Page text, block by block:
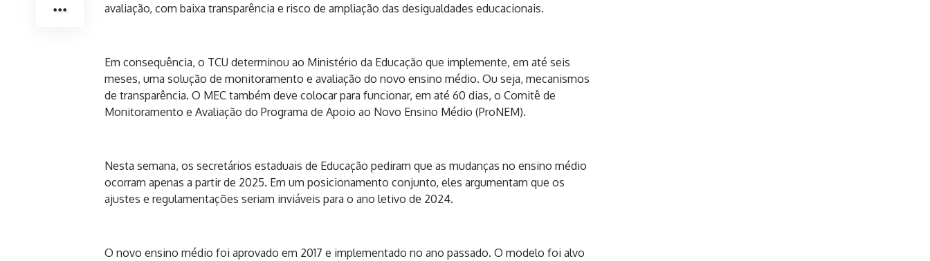
avaliação, com baixa transparência e risco de ampliação das desigualdades educacionais.
Em consequência, o TCU determinou ao Ministério da Educação que implemente, em até seis
meses, uma solução de monitoramento e avaliação do novo ensino médio. Ou seja, mecanismos
de transparência. O MEC também deve colocar para funcionar, em até 60 dias, o Comitê de
Monitoramento e Avaliação do Programa de Apoio ao Novo Ensino Médio (ProNEM).
Nesta semana, os secretários estaduais de Educação pediram que as mudanças no ensino médio
ocorram apenas a partir de 2025. Em um posicionamento conjunto, eles argumentam que os
ajustes e regulamentações seriam inviáveis para o ano letivo de 2024.
O novo ensino médio foi aprovado em 2017 e implementado no ano passado. O modelo foi alvo